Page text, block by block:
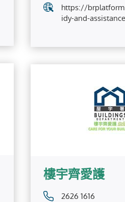
https://
idy-and-assistance
樓宇齊愛護
2626 1616